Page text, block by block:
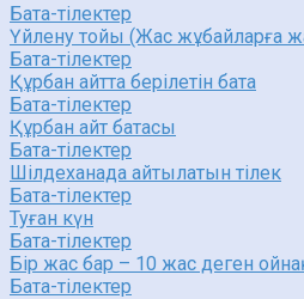
Бата-тілектер
Үйлену тойы (Жас жұбайларға
Бата-тілектер
Құрбан айтта берілетін бата
Бата-тілектер
Құрбан айт батасы
Бата-тілектер
Шілдеханада айтылатын тілек
Бата-тілектер
Туған күн
Бата-тілектер
Бір жас бар – 10 жас деген
Бата-тілектер